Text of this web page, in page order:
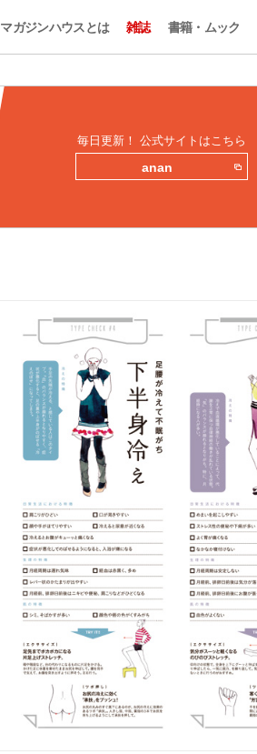
マガジンハウスとは 雑誌 書籍・ムック
毎日更新！ 公式サイトはこちら
anan